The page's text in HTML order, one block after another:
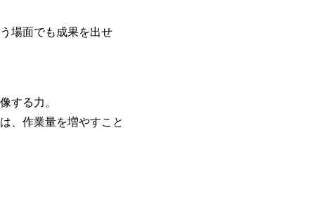
場面でも成果を出せ
する力。
、作業量を増やすこと